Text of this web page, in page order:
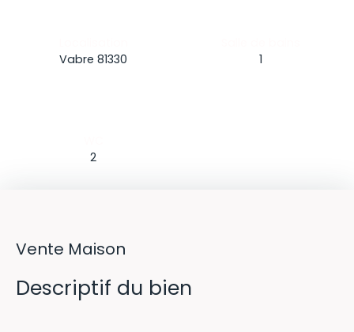
Vabre 81330
1
2
Vente Maison
Descriptif du bien